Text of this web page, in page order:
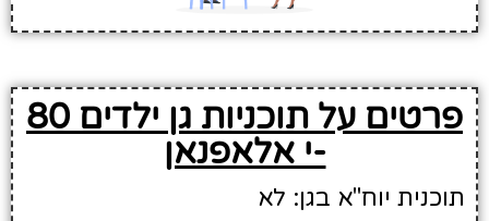
פרטים על תוכניות גן ילדים 80
-י אלאפנאן
תוכנית יוח"א בגן: לא